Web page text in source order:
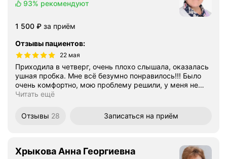
93% рекомендуют
Цена
1500
1 500 ₽ за приём
Отзывы пациентов:
22 мая
Приходила в четверг, очень плохо слышала, оказалась
ушная пробка. Мне всё безумно понравилось!!! Было
очень комфортно, мою проблему решили, у меня не…
Читать ещё
Отзывы 28 Записаться на приём
Хрыкова Анна Георгиевна